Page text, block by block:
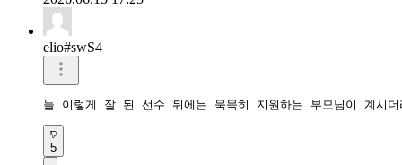
elio#swS4
늘 이렇게 잘 된 선수 뒤에는 묵묵히 지원하는 부모님이 계시
5